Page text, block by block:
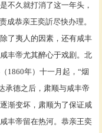
不久就打消了这一年头，
成恭亲王奕訢尽快办理。
了夷人的因素，还有咸丰
丰帝尤其醉心于戏剧 。北
1860年）十一月起，“烟
承德之后， 肃顺与咸丰帝
渐变坏，肃顺为了保证咸
丰帝留在热河。恭亲王奕